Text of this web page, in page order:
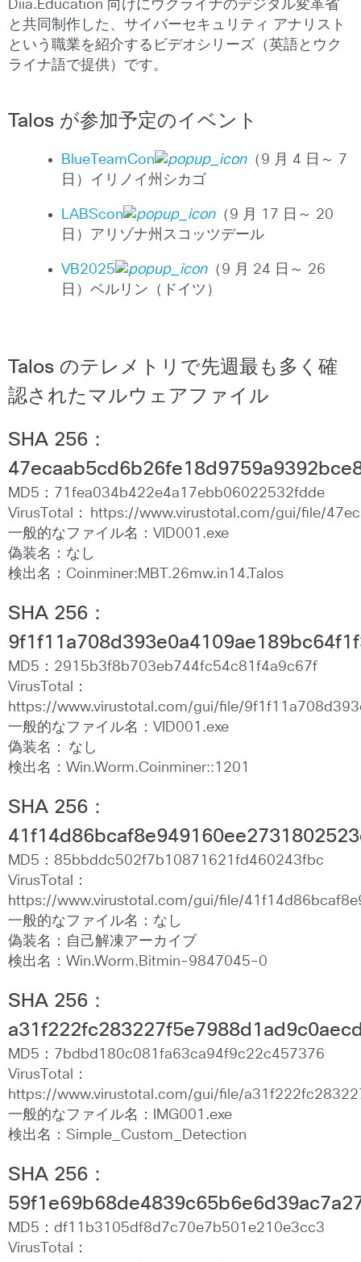
Diia.Education 向けにウクライナのデジタル変革省
と共同制作した、サイバーセキュリティ アナリスト
という職業を紹介するビデオシリーズ（英語とウク
ライナ語で提供）です。
Talos が参加予定のイベント
BlueTeamCon
（9 月 4 日～ 7
日）イリノイ州シカゴ
LABScon
（9 月 17 日～ 20
日）アリゾナ州スコッツデール
VB2025
（9 月 24 日～ 26
日）ベルリン（ドイツ）
Talos のテレメトリで先週最も多く確
認されたマルウェアファイル
SHA 256 ：
MD5：71fea034b422e4a17ebb06022532fdde
VirusTotal： https://www.virustotal.com/gui/file/
一般的なファイル名：VID001.exe
偽装名：なし
検出名：Coinminer:MBT.26mw.in14.Talos
SHA 256 ：
MD5：2915b3f8b703eb744fc54c81f4a9c67f
VirusTotal：
https://www.virustotal.com/gui/file/
一般的なファイル名：VID001.exe
偽装名： なし
検出名：Win.Worm.Coinminer::1201
SHA 256 ：
MD5：85bbddc502f7b10871621fd460243fbc
VirusTotal：
https://www.virustotal.com/gui/file/
一般的なファイル名：なし
偽装名：自己解凍アーカイブ
検出名：Win.Worm.Bitmin-9847045-0
SHA 256 ：
MD5：7bdbd180c081fa63ca94f9c22c457376
VirusTotal：
https://www.virustotal.com/gui/file/
一般的なファイル名：IMG001.exe
検出名：Simple_Custom_Detection
SHA 256 ：
MD5：df11b3105df8d7c70e7b501e210e3cc3
VirusTotal：